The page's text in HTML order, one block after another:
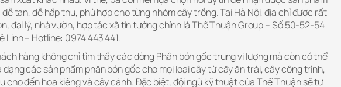
tan, dễ hấp thu, phù hợp cho từng nhóm cây trồng. Tại Hà Nội, địa chỉ được rất
đại lý, nhà vườn, hợp tác xã tin tưởng chính là Thể Thuận Group – Số 50-52-54
Linh – Hotline: 0974 443 441.
hàng không chỉ tìm thấy các dòng Phân bón gốc trung vi lượng mà còn có thể
dạng các sản phẩm phân bón gốc cho mọi loại cây từ cây ăn trái, cây công trình,
cho đến hoa kiểng và cây cảnh. Đặc biệt, đội ngũ kỹ thuật của Thể Thuận sẽ tư